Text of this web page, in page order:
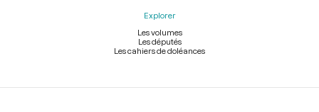
Explorer
Les volumes
Les députés
Les cahiers de doléances